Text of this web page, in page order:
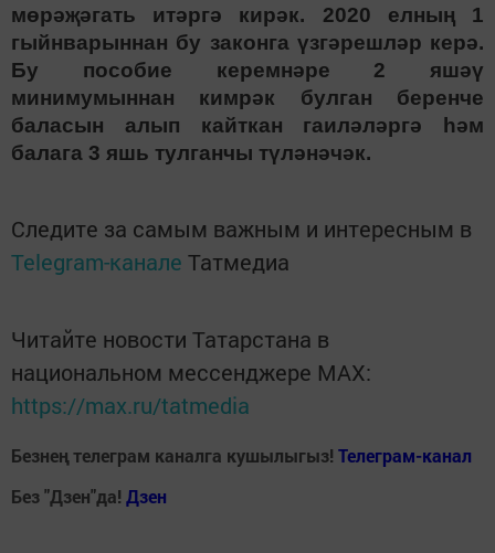
мөрәҗәгать итәргә кирәк. 2020 елның 1
гыйнварыннан бу законга үзгәрешләр керә.
Бу пособие керемнәре 2 яшәү
минимумыннан кимрәк булган беренче
баласын алып кайткан гаиләләргә һәм
балага 3 яшь тулганчы түләнәчәк.
Следите за самым важным и интересным в
Telegram-канале Татмедиа
Читайте новости Татарстана в
национальном мессенджере MАХ:
https://max.ru/tatmedia
Безнең телеграм каналга кушылыгыз! Телеграм-канал
Без "Дзен"да! Дзен